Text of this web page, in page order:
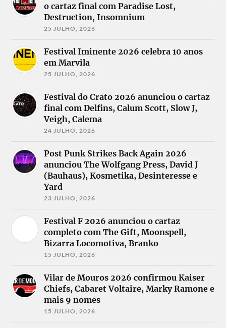
o cartaz final com Paradise Lost,
Destruction, Insomnium
25 JULHO, 2026
Festival Iminente 2026 celebra 10 anos
em Marvila
25 JULHO, 2026
Festival do Crato 2026 anunciou o cartaz
final com Delfins, Calum Scott, Slow J,
Veigh, Calema
24 JULHO, 2026
Post Punk Strikes Back Again 2026
anunciou The Wolfgang Press, David J
(Bauhaus), Kosmetika, Desinteresse e
Yard
23 JULHO, 2026
Festival F 2026 anunciou o cartaz
completo com The Gift, Moonspell,
Bizarra Locomotiva, Branko
15 JULHO, 2026
Vilar de Mouros 2026 confirmou Kaiser
Chiefs, Cabaret Voltaire, Marky Ramone e
mais 9 nomes
15 JULHO, 2026